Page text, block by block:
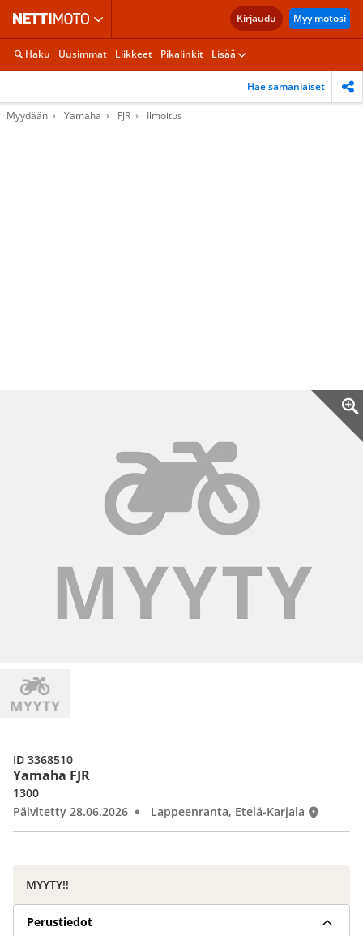
Kirjaudu Myy motosi
Haku Uusimmat Liikkeet Pikalinkit Lisää
Hae samanlaiset
Myydään Yamaha FJR Ilmoitus
Yamaha FJR
1300
Päivitetty 28.06.2026
Lappeenranta, Etelä-Karjala
ID 3368510
MYYTY!!
Perustiedot